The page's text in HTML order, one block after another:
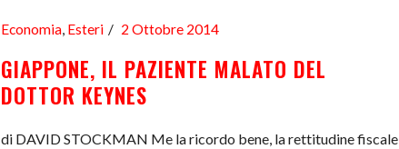
Economia, Esteri 2 Ottobre 2014
GIAPPONE, IL PAZIENTE MALATO DEL
DOTTOR KEYNES
di DAVID STOCKMAN Me la ricordo bene, la rettitudine fiscale